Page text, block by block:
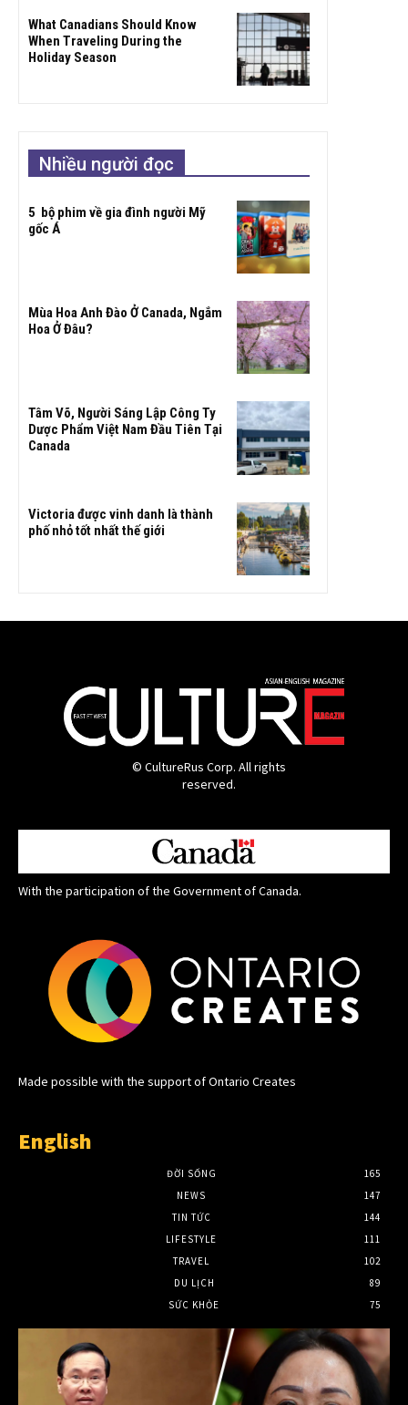
What Canadians Should Know
When Traveling During the
Holiday Season
Nhiều người đọc
5 bộ phim về gia đình người Mỹ
gốc Á
Mùa Hoa Anh Đào Ở Canada, Ngắm
Hoa Ở Đâu?
Tâm Võ, Người Sáng Lập Công Ty
Dược Phẩm Việt Nam Đầu Tiên Tại
Canada
Victoria được vinh danh là thành
phố nhỏ tốt nhất thế giới
© CultureRus Corp. All rights
reserved.
With the participation of the Government of Canada.
Made possible with the support of Ontario Creates
English
ĐỜI SỐNG
165
NEWS
147
TIN TỨC
144
LIFESTYLE
111
TRAVEL
102
DU LỊCH
89
SỨC KHỎE
75